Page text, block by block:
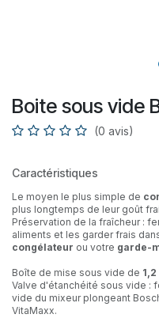
Boite sous vide
(0 avis)
Caractéristiques
Le moyen le plus simple de
plus longtemps de leur goût
Préservation de la fraîcheur :
aliments et les garder frais
congélateur ou votre garde-
Boîte de mise sous vide de
Valve d'étanchéité sous vide :
vide du mixeur plongeant
VitaMaxx.